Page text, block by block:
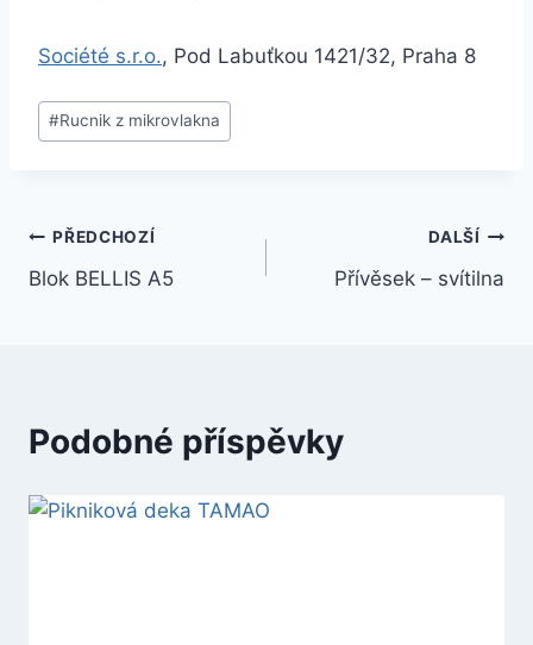
Société s.r.o., Pod Labuťkou 1421/32, Praha 8
#Rucnik z mikrovlakna
PŘEDCHOZÍ
Blok BELLIS A5
DALŠÍ
Přívěsek – svítilna
Podobné příspěvky